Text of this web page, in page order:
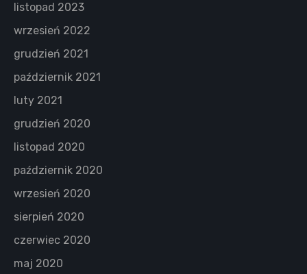
listopad 2023
wrzesień 2022
grudzień 2021
październik 2021
luty 2021
grudzień 2020
listopad 2020
październik 2020
wrzesień 2020
sierpień 2020
czerwiec 2020
maj 2020